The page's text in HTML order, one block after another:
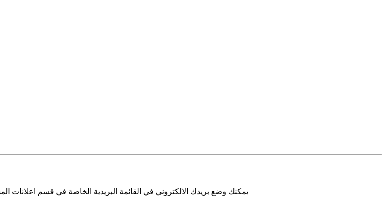
يمكنك وضع بريدك الالكتروني في القائمة البريدية الخاصة في قسم اعلانات